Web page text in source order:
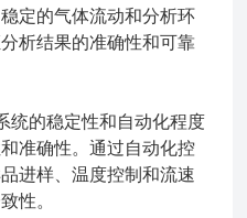
定的气体流动和分析环
析结果的准确性和可靠
的稳定性和自动化程度
准确性。通过自动化控
进样、温度控制和流速
性。